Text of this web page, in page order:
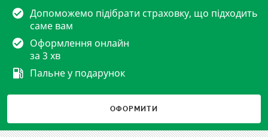
Допоможемо підібрати страховку, що підходить
саме вам
Оформлення онлайн
за 3 хв
Пальне у подарунок
ОФОРМИТИ